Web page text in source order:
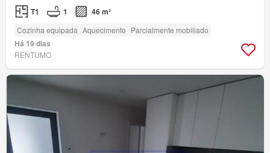
T1 1 46 m²
Cozinha equipada Aquecimento Parcialmente mobiliado
Há 19 dias
RENTUMO